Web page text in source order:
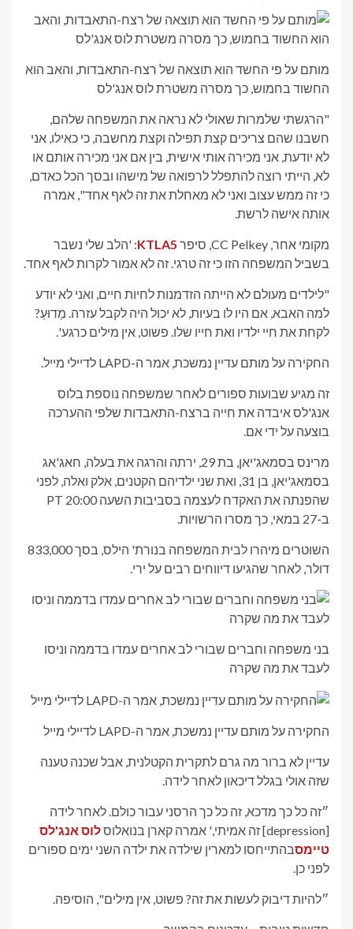
מותם על פי החשד הוא תוצאה של רצח-התאבדות, והאב הוא
החשוד בחמוש, כך מסרה משטרת לוס אנג'לס
"הרגשתי שלמרות שאולי לא נראה את המשפחה שלהם,
חשבנו שהם צריכים קצת תפילה וקצת מחשבה, כי כאילו, אני
לא יודעת, אני מכירה אותי אישית, בין אם אני מכירה אותם או
לא, הייתי רוצה להתפלל לרפואה של מישהו ובסך הכל כאדם,
כי זה ממש עצוב ואני לא מאחלת את זה לאף אחד", אמרה
אותה אישה לרשת.
מקומי אחר, CC Pelkey, סיפר KTLA5: 'הלב שלי נשבר
בשביל המשפחה הזו כי זה טרגי. זה לא אמור לקרות לאף אחד.
"לילדים מעולם לא הייתה הזדמנות לחיות חיים, ואני לא יודע
למה האבא, אם היו לו בעיות, לא יכול היה לקבל עזרה. מַדוּעַ?
לקחת את חיי ילדיו ואת חייו שלו. פשוט, אין מילים כרגע'.
החקירה על מותם עדיין נמשכת, אמר ה-LAPD לדיילי מייל.
זה מגיע שבועות ספורים לאחר שמשפחה נוספת בלוס
אנג'לס איבדה את חייה ברצח-התאבדות שלפי ההערכה
בוצעה על ידי אם.
מרינס בסמאג'יאן, בת 29, ירתה והרגה את בעלה, חאג'אג
בסמאג'יאן, בן 31, ואת שני ילדיהם הקטנים, אלק ואלה, לפני
שהפנתה את האקדח לעצמה בסביבות השעה 20:00 PT
ב-27 במאי, כך מסרו הרשויות.
השוטרים מיהרו לבית המשפחה בנורת' הילס, בסך 833,000
דולר, לאחר שהגיעו דיווחים רבים על ירי.
בני משפחה וחברים שבורי לב אחרים עמדו בדממה וניסו
לעבד את מה שקרה
החקירה על מותם עדיין נמשכת, אמר ה-LAPD לדיילי מייל
עדיין לא ברור מה גרם לתקרית הקטלנית, אבל שכנה טענה
שזה אולי בגלל דיכאון לאחר לידה.
״זה כל כך מדכא, זה כל כך הרסני עבור כולם. לאחר לידה
[depression] זה אמיתי,' אמרה קארן בנואלוס
לוס אנג'לס
טיימסבהתייחסו למארין שילדה את ילדה השני ימים ספורים
לפני כן.
״להיות דיבוק לעשות את זה? פשוט, אין מילים", הוסיפה.